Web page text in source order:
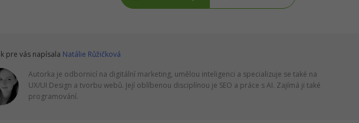
pre vás napísala Natálie Růžičková
Autorka je odbornicí na digitální marketing, umělou inteligenci a specializuje se také na
UX/UI Design a tvorbu webů. Její oblíbenou disciplínou je SEO a práce s AI. Zajímá ji také
programování.